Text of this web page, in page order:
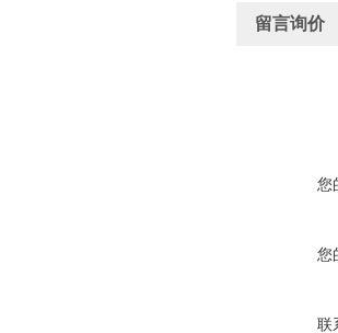
留言询价
您
您
联